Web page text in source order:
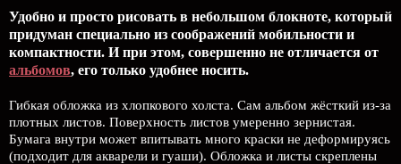
Удобно и просто рисовать в небольшом блокноте, который
придуман специально из соображений мобильности и
компактности. И при этом, совершенно не отличается от
альбомов, его только удобнее носить.
Гибкая обложка из хлопкового холста. Сам альбом жёсткий из-за
плотных листов. Поверхность листов умеренно зернистая.
Бумага внутри может впитывать много краски не деформируясь
(подходит для акварели и гуаши). Обложка и листы скреплены